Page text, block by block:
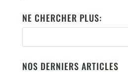
NE CHERCHER PLUS:
NOS DERNIERS ARTICLES